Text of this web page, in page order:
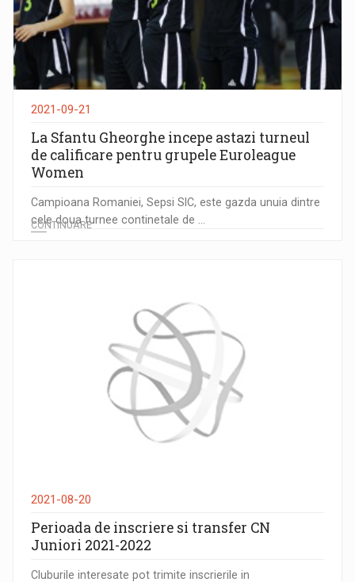
2021-09-21
La Sfantu Gheorghe incepe astazi turneul
de calificare pentru grupele Euroleague
Women
Campioana Romaniei, Sepsi SIC, este gazda unuia dintre
cele doua turnee continetale de ...
CONTINUARE
2021-08-20
Perioada de inscriere si transfer CN
Juniori 2021-2022
Cluburile interesate pot trimite inscrierile in